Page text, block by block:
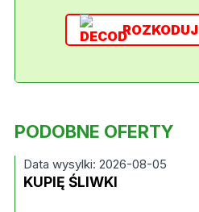
ROZKODUJ
PODOBNE OFERTY
Data wysylki: 2026-08-05
KUPIĘ ŚLIWKI